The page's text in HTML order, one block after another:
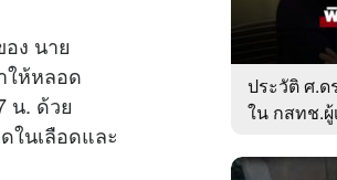
ง นาย
ให้หลอด
น. ด้วย
ในเลือดและ
ประวัติ ศ.ด
ใน กสทช.